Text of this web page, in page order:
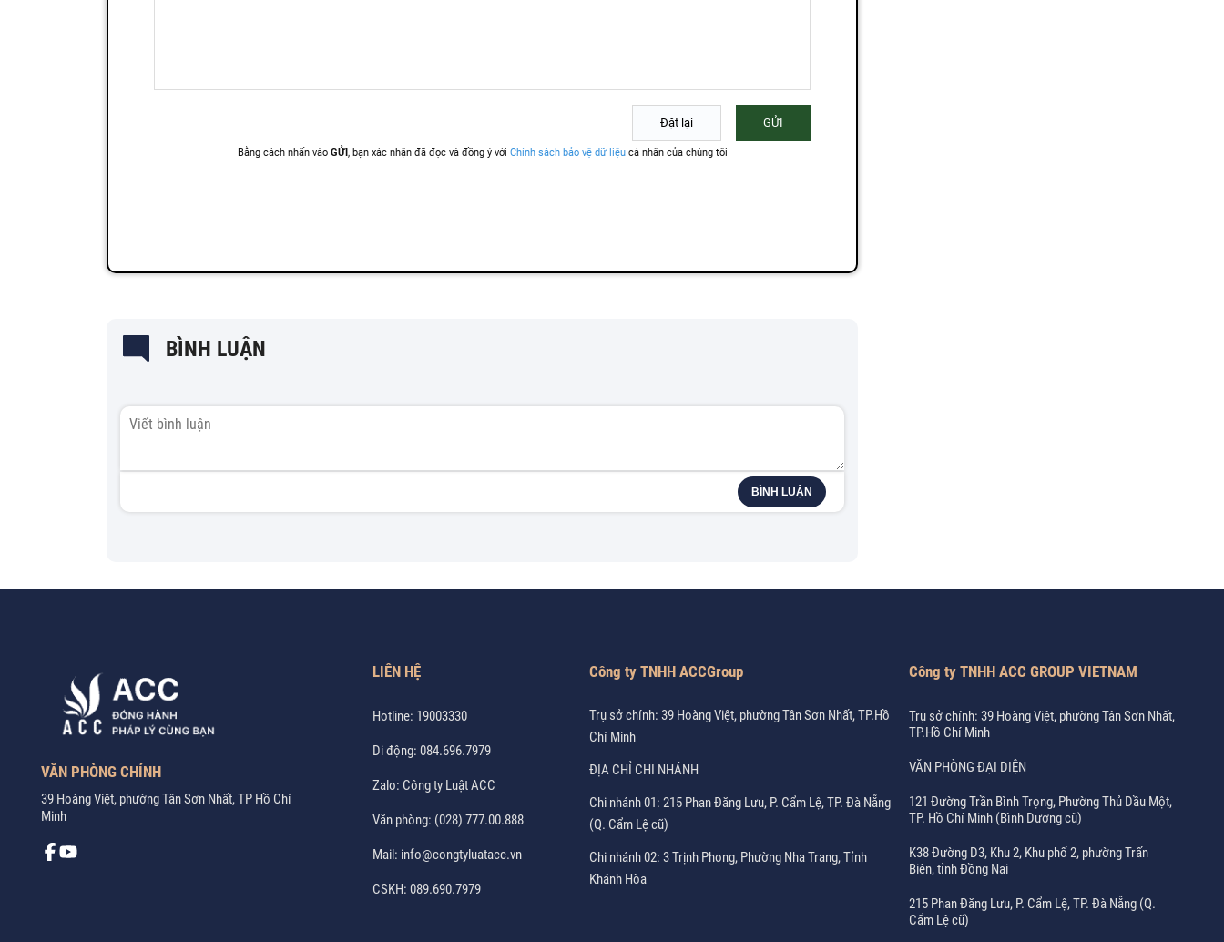
BÌNH LUẬN
BÌNH LUẬN
VĂN PHÒNG CHÍNH
39 Hoàng Việt, phường Tân Sơn Nhất, TP Hồ Chí
Minh
LIÊN HỆ
Hotline: 19003330
Di động: 084.696.7979
Zalo: Công ty Luật ACC
Văn phòng: (028) 777.00.888
Mail: info@congtyluatacc.vn
CSKH: 089.690.7979
Công ty TNHH ACCGroup
Trụ sở chính: 39 Hoàng Việt, phường Tân Sơn Nhất, TP.Hồ
Chí Minh
ĐỊA CHỈ CHI NHÁNH
Chi nhánh 01: 215 Phan Đăng Lưu, P. Cẩm Lệ, TP. Đà Nẵng
(Q. Cẩm Lệ cũ)
Chi nhánh 02: 3 Trịnh Phong, Phường Nha Trang, Tỉnh
Khánh Hòa
Công ty TNHH ACC GROUP VIETNAM
Trụ sở chính: 39 Hoàng Việt, phường Tân Sơn Nhất,
TP.Hồ Chí Minh
VĂN PHÒNG ĐẠI DIỆN
121 Đường Trần Bình Trọng, Phường Thủ Dầu Một,
TP. Hồ Chí Minh (Bình Dương cũ)
K38 Đường D3, Khu 2, Khu phố 2, phường Trấn
Biên, tỉnh Đồng Nai
215 Phan Đăng Lưu, P. Cẩm Lệ, TP. Đà Nẵng (Q.
Cẩm Lệ cũ)